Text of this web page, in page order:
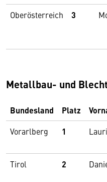
Oberösterreich
3
Metallbau- und
Bundesland Platz
Vorarlberg 1
Tirol
2